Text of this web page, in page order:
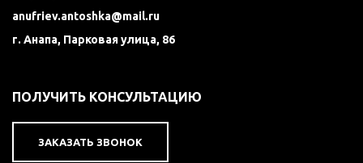
anufriev.antoshka@mail.ru
г. Анапа, Парковая улица, 86
ПОЛУЧИТЬ КОНСУЛЬТАЦИЮ
ЗАКАЗАТЬ ЗВОНОК